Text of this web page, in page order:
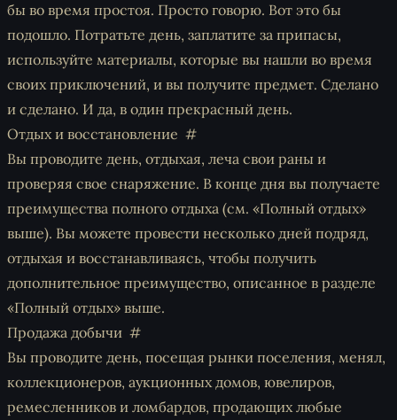
бы во время простоя. Просто говорю. Вот это бы
подошло. Потратьте день, заплатите за припасы,
используйте материалы, которые вы нашли во время
своих приключений, и вы получите предмет. Сделано
и сделано. И да, в один прекрасный день.
Отдых и восстановление
Вы проводите день, отдыхая, леча свои раны и
проверяя свое снаряжение. В конце дня вы получаете
преимущества полного отдыха (см. «Полный отдых»
выше). Вы можете провести несколько дней подряд,
отдыхая и восстанавливаясь, чтобы получить
дополнительное преимущество, описанное в разделе
«Полный отдых» выше.
Продажа добычи
Вы проводите день, посещая рынки поселения, менял,
коллекционеров, аукционных домов, ювелиров,
ремесленников и ломбардов, продающих любые